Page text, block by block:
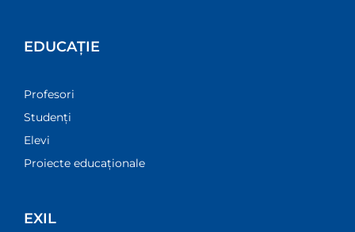
EDUCAȚIE
Profesori
Studenți
Elevi
Proiecte educaționale
EXIL